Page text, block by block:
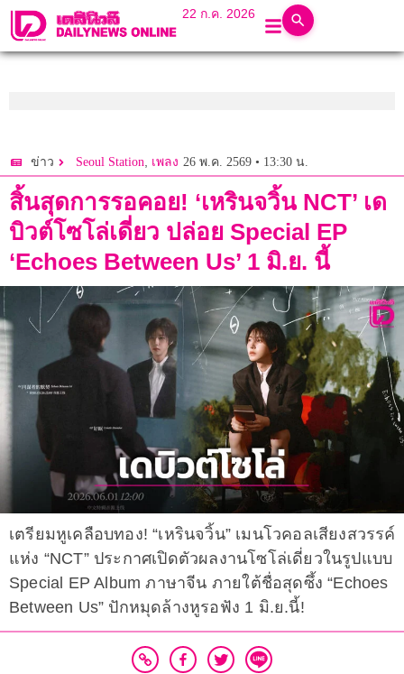
22 ก.ค. 2026
ข่าว Seoul Station, เพลง 26 พ.ค. 2569 • 13:30 น.
สิ้นสุดการรอคอย! ‘เหรินจวิ้น NCT’ เด
บิวต์โซโล่เดี่ยว ปล่อย Special EP
‘Echoes Between Us’ 1 มิ.ย. นี้
เตรียมหูเคลือบทอง! “เหรินจวิ้น” เมนโวคอลเสียงสวรรค์
แห่ง “NCT” ประกาศเปิดตัวผลงานโซโล่เดี่ยวในรูปแบบ
Special EP Album ภาษาจีน ภายใต้ชื่อสุดซึ้ง “Echoes
Between Us” ปักหมุดล้างหูรอฟัง 1 มิ.ย.นี้!